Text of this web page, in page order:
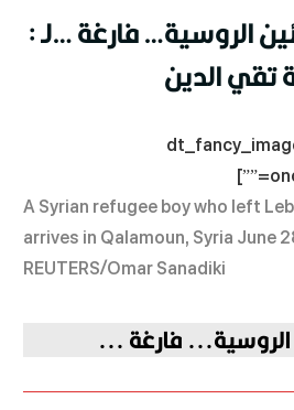
الروسية… فارغة …لـ :
تقي الدين
A Syrian refugee boy who left
arrives in Qalamoun, Syria June
REUTERS/Omar Sanadiki
الروسية... فارغة ...